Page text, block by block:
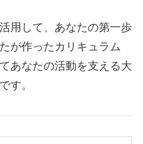
用して、あなたの第一歩
が作ったカリキュラム
あなたの活動を支える大
す。